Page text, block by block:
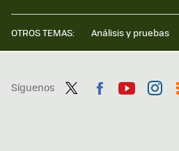
OTROS TEMAS: Análisis y pruebas
Síguenos